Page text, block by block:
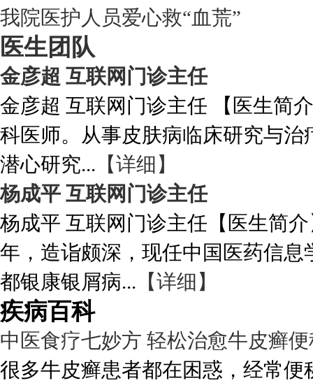
我院医护人员爱心救“血荒”
医生团队
金彦超 互联网门诊主任
金彦超 互联网门诊主任 【医生简
科医师。从事皮肤病临床研究与
潜心研究... 【详细】
杨成平 互联网门诊主任
杨成平 互联网门诊主任【医生简
年，造诣颇深，现任中国医药信
都银康银屑病... 【详细】
疾病百科
中医食疗七妙方 轻松治愈牛皮癣
很多牛皮癣患者都在困惑，经常便